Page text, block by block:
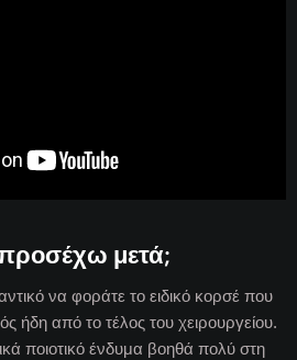
μετά;
να φοράτε το ειδικό κορσέ που
ήδη από το τέλος του χειρουργείου.
ποιοτικό ένδυμα βοηθά πολύ στη